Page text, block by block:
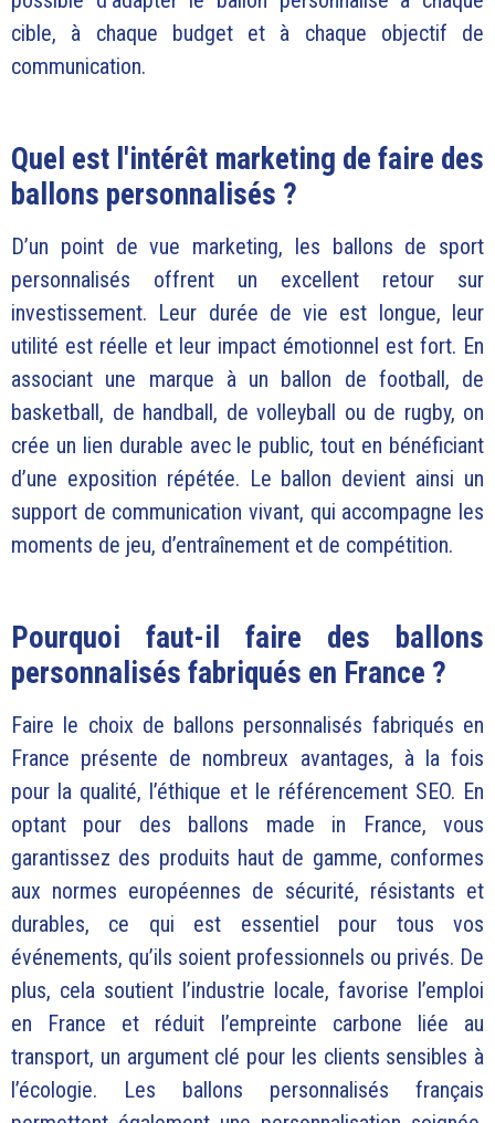
cible, à chaque budget et à chaque objectif de
communication.
Quel est l'intérêt marketing de faire des
ballons personnalisés ?
D’un point de vue marketing, les ballons de sport
personnalisés offrent un excellent retour sur
investissement. Leur durée de vie est longue, leur
utilité est réelle et leur impact émotionnel est fort. En
associant une marque à un ballon de football, de
basketball, de handball, de volleyball ou de rugby, on
crée un lien durable avec le public, tout en bénéficiant
d’une exposition répétée. Le ballon devient ainsi un
support de communication vivant, qui accompagne les
moments de jeu, d’entraînement et de compétition.
Pourquoi faut-il faire des ballons
personnalisés fabriqués en France ?
Faire le choix de ballons personnalisés fabriqués en
France présente de nombreux avantages, à la fois
pour la qualité, l’éthique et le référencement SEO. En
optant pour des ballons made in France, vous
garantissez des produits haut de gamme, conformes
aux normes européennes de sécurité, résistants et
durables, ce qui est essentiel pour tous vos
événements, qu’ils soient professionnels ou privés. De
plus, cela soutient l’industrie locale, favorise l’emploi
en France et réduit l’empreinte carbone liée au
transport, un argument clé pour les clients sensibles à
l’écologie. Les ballons personnalisés français